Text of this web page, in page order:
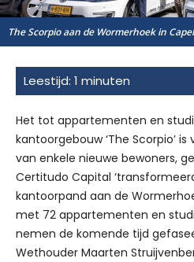
The Scorpio aan de Wormerhoek in
Het tot appartementen en
kantoorgebouw ‘The Scorpio’
van enkele nieuwe bewoners,
Certitudo Capital
kantoorpand aan de
met 72 appartementen en
nemen de komende tijd
Wethouder Maarten